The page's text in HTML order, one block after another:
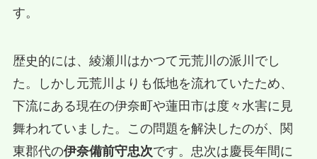
す。
歴史的には、綾瀬川はかつて元荒川の派川でし
た。しかし元荒川よりも低地を流れていたため、
下流にある現在の伊奈町や蓮田市は度々水害に見
舞われていました。この問題を解決したのが、関
東郡代の伊奈備前守忠次です。忠次は慶長年間に